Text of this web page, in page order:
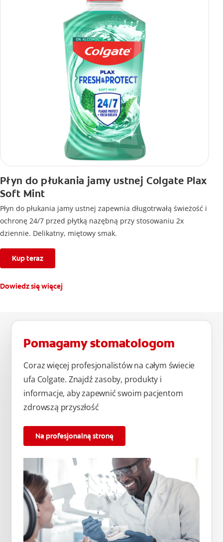
Płyn do płukania jamy ustnej Colgate Plax
Soft Mint
Płyn do płukania jamy ustnej zapewnia długotrwałą świeżość i
ochronę 24/7 przed płytką nazębną przy stosowaniu 2x
dziennie. Delikatny, miętowy smak.
Kup teraz
Dowiedz się więcej
Pomagamy stomatologom
Coraz więcej profesjonalistów na całym świecie
ufa Colgate. Znajdź zasoby, produkty i
informacje, aby zapewnić swoim pacjentom
zdrowszą przyszłość
Na profesjonalną stronę